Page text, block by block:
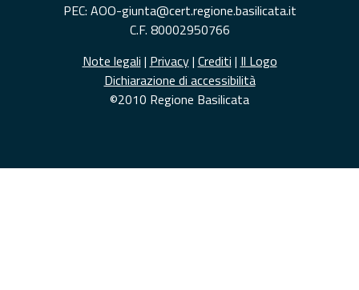
PEC: AOO-giunta@cert.regione.basilicata.it
C.F. 80002950766
Note legali | Privacy| Crediti | Il Logo
Dichiarazione di accessibilità
©2010 Regione Basilicata